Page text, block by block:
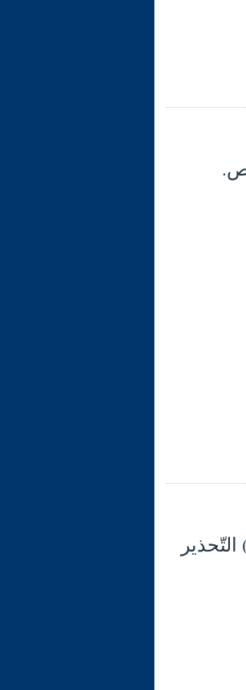
في فقه السنّة والكتاب العزيز (127) كتاب الزّكاة (4) التّحذير